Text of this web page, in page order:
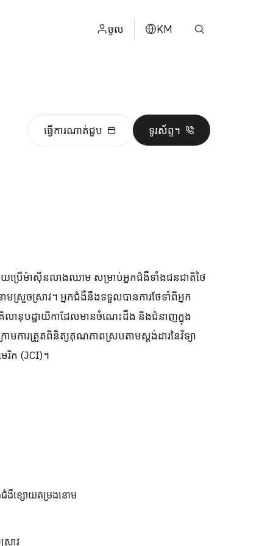
ចូល KM
中文
ធ្វើការណាត់ជួប ទូរស័ព្ទ។
ប្រើម៉ាស៊ីនលាងឈាម សម្រាប់អ្នកជំងឺទាំងជនជាតិថៃ
រួចស្រាវ។ អ្នកជំងឺនឹងទទួលបានការថែទាំពីអ្នក
ានុបដ្ឋាយិកាដែលមានចំណេះដឹង និងជំនាញក្នុង
ារត្រួតពិនិត្យគុណភាពស្របតាមស្តង់ដារនៃវិទ្យា
រិក (JCI)។
ជំងឺខ្សោយតម្រងនោម
រាវ